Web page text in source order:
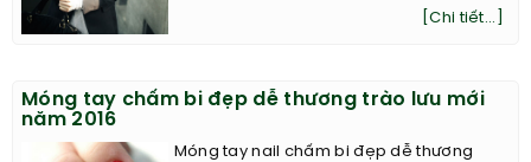
[Chi tiết...]
Móng tay chấm bi đẹp dễ thương trào lưu mới
năm 2016
Móng tay nail chấm bi đẹp dễ thương